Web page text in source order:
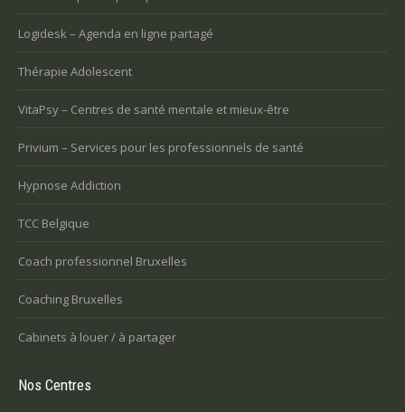
Logidesk – Agenda en ligne partagé
Thérapie Adolescent
VitaPsy – Centres de santé mentale et mieux-être
Privium – Services pour les professionnels de santé
Hypnose Addiction
TCC Belgique
Coach professionnel Bruxelles
Coaching Bruxelles
Cabinets à louer / à partager
Nos Centres